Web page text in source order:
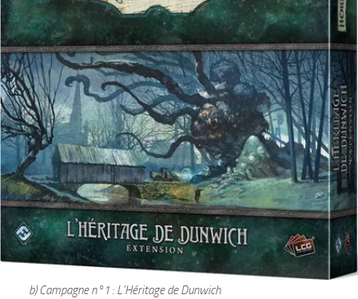
b) Campagne n°1 : L’Héritage de Dunwich